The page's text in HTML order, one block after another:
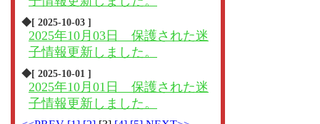
◆[ 2025-10-03 ]
2025年10月03日 保護された迷
子情報更新しました。
◆[ 2025-10-01 ]
2025年10月01日 保護された迷
子情報更新しました。